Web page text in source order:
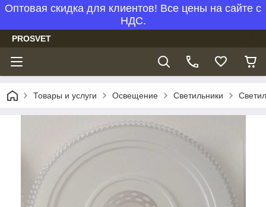
Оптовая скидка для клиентов! Все цены на сайте с
НДС.
PROSVET
Товары и услуги Освещение Светильники